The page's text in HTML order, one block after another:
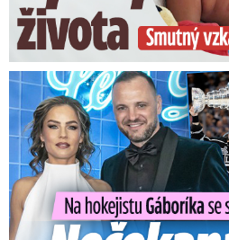
Na Gáboríka se sypou obvinění z